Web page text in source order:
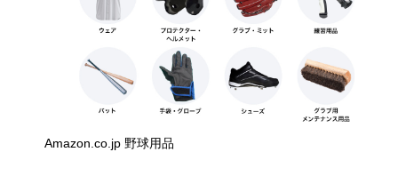
Amazon.co.jp 野球用品